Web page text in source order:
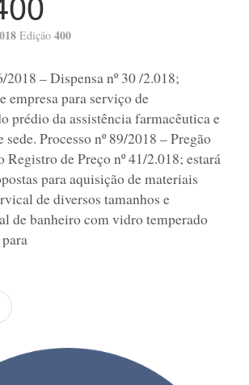
Edição 400
2018 – Dispensa nº 30 /2.018;
empresa para serviço de
prédio da assistência farmacêutica e
sede. Processo nº 89/2018 – Pregão
Registro de Preço nº 41/2.018; estará
para aquisição de materiais
de diversos tamanhos e
de banheiro com vidro temperado